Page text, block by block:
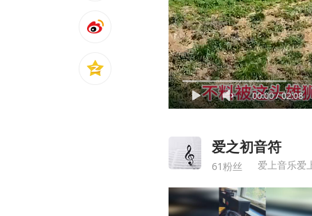
00:00/02:08
爱之初音符
61粉丝 爱上音乐爱